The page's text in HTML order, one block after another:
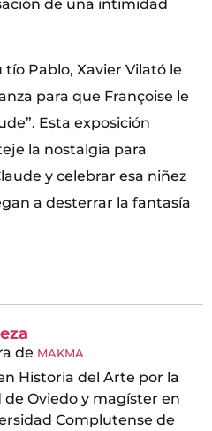
de una intimidad
tío Pablo, Xavier Vilató le
para que Françoise le
Esta exposición
la nostalgia para
y celebrar esa niñez
a desterrar la fantasía
de MAKMA
Historia del Arte por la
de Oviedo y magíster en
Complutense de